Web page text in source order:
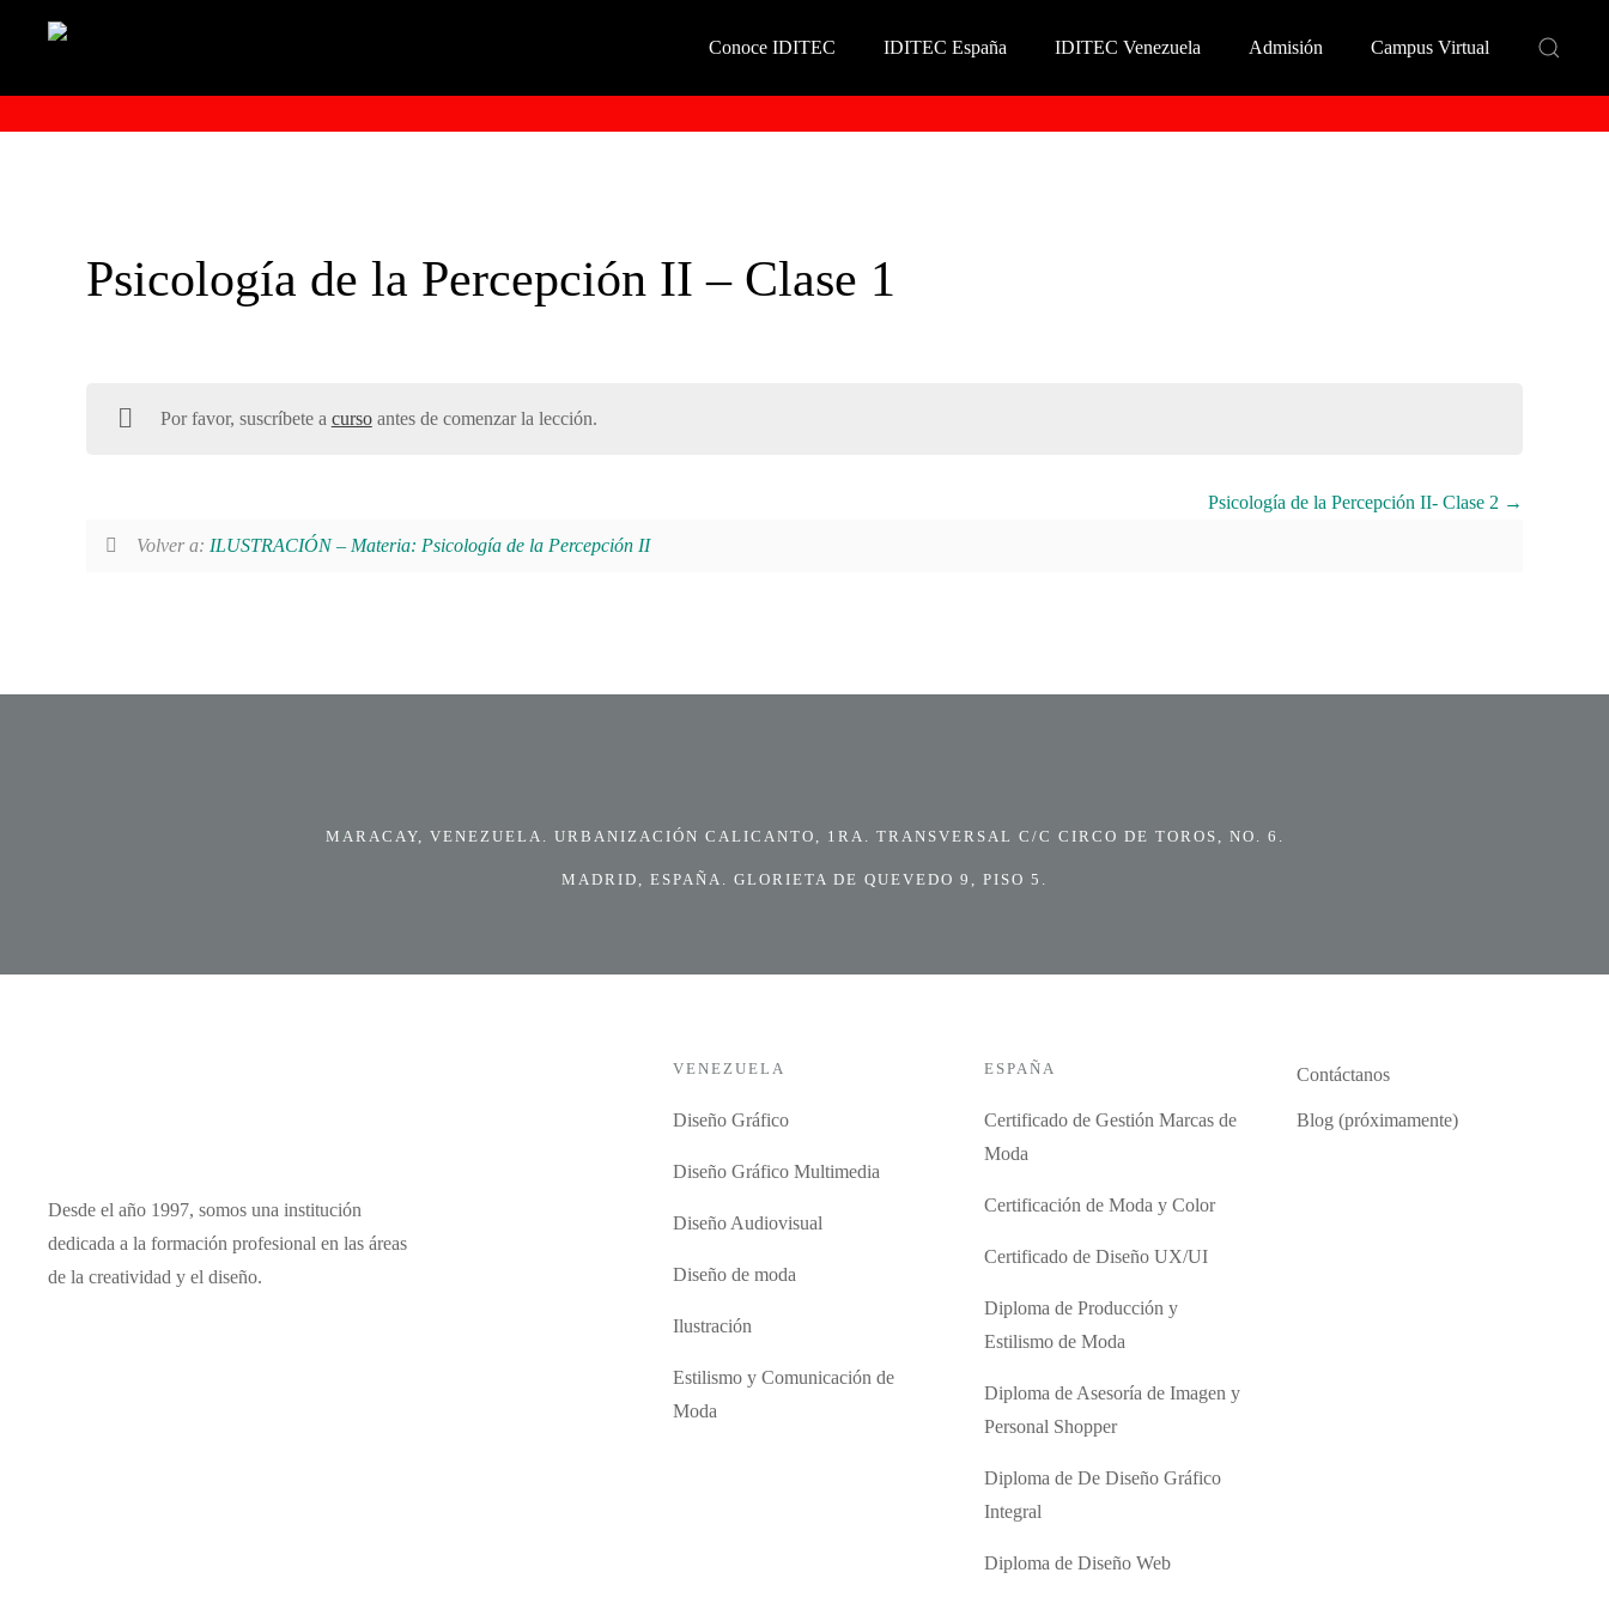
Conoce IDITEC IDITEC España IDITEC Venezuela Admisión Campus Virtual
Psicología de la Percepción II – Clase 1
Por favor, suscríbete a cursoantes de comenzar la lección.
Psicología de la Percepción II- Clase 2
Volver a: ILUSTRACIÓN – Materia: Psicología de la Percepción II
MARACAY, VENEZUELA. URBANIZACIÓN CALICANTO, 1RA. TRANSVERSAL C/C CIRCO DE TOROS, NO. 6.
MADRID, ESPAÑA. GLORIETA DE QUEVEDO 9, PISO 5.
Desde el año 1997, somos una institución
dedicada a la formación profesional en las áreas
de la creatividad y el diseño.
VENEZUELA
Diseño Gráfico
Diseño Gráfico Multimedia
Diseño Audiovisual
Diseño de moda
Ilustración
Estilismo y Comunicación de
Moda
ESPAÑA
Certificado de Gestión Marcas de
Moda
Certificación de Moda y Color
Certificado de Diseño UX/UI
Diploma de Producción y
Estilismo de Moda
Diploma de Asesoría de Imagen y
Personal Shopper
Diploma de De Diseño Gráfico
Integral
Diploma de Diseño Web
Contáctanos
Blog (próximamente)